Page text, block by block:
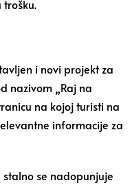
i novi projekt za
nazivom „Raj na
na kojoj turisti na
informacije za
se nadopunjuje